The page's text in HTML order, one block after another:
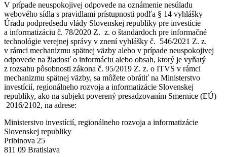
V prípade neuspokojivej odpovede na oznámenie nesúladu
webového sídla s pravidlami prístupnosti podľa § 14 vyhlášky
Úradu podpredsedu vlády Slovenskej republiky pre investície
a informatizáciu č. 78/2020 Z. z. o štandardoch pre informačné
technológie verejnej správy v znení vyhlášky č. 546/2021 Z. z.
v rámci mechanizmu spätnej väzby alebo v prípade neuspokojivej
odpovede na žiadosť o informáciu alebo obsah, ktorý je vyňatý
z rozsahu pôsobnosti zákona č. 95/2019 Z. z. o ITVS v rámci
mechanizmu spätnej väzby, sa môžete obrátiť na Ministerstvo
investícií, regionálneho rozvoja a informatizácie Slovenskej
republiky, ako na subjekt poverený presadzovaním Smernice (EÚ)
2016/2102, na adrese:
Ministerstvo investícií, regionálneho rozvoja a informatizácie
Slovenskej republiky
Pribinova 25
811 09 Bratislava